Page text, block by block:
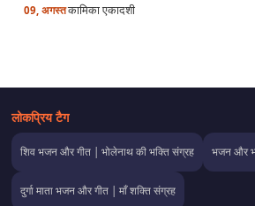
09, अगस्तकामिका एकादशी
लोकप्रिय टैग
शिव भजन और गीत | भोलेनाथ की भक्ति संग्रह भजन और
दुर्गा माता भजन और गीत | माँ शक्ति संग्रह